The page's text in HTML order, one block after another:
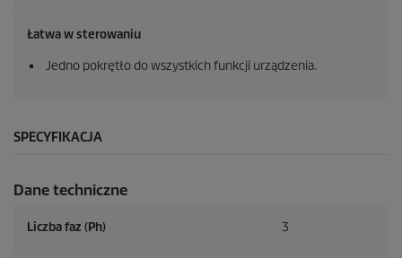
Łatwa w sterowaniu
Jedno pokrętło do wszystkich funkcji urządzenia.
SPECYFIKACJA
Dane techniczne
Liczba faz (Ph) 3